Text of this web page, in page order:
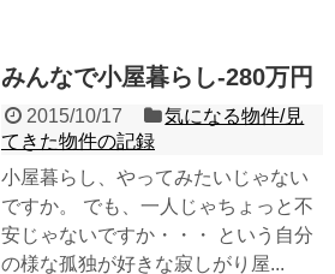
みんなで小屋暮らし-280万円
2015/10/17
気になる物件/見
てきた物件の記録
小屋暮らし、やってみたいじゃない
ですか。 でも、一人じゃちょっと不
安じゃないですか・・・ という自分
の様な孤独が好きな寂しがり屋...